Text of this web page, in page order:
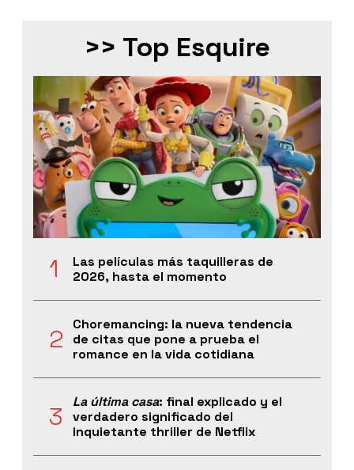
>> Top Esquire
Las películas más taquilleras de
2026, hasta el momento
Choremancing: la nueva tendencia
de citas que pone a prueba el
romance en la vida cotidiana
La última casa: final explicado y el
verdadero significado del
inquietante thriller de Netflix